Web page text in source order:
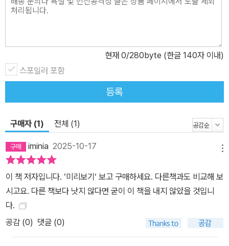
현재 0/280byte (한글 140자 이내)
스포일러 포함
등록
구매자 (1) 전체 (1)
iminia 2025-10-17
이 책 저자입니다. ‘미리보기‘ 보고 구매하세요. 다른책과도 비교해 보
시고요. 다른 책보다 낫지 않다면 굳이 이 책을 내지 않았을 것입니
다.
공감 (0) 댓글 (0)